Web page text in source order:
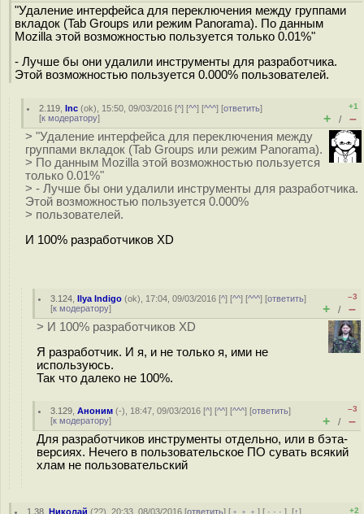
"Удаление интерфейса для переключения между группами
вкладок (Tab Groups или режим Panorama). По данным
Mozilla этой возможностью пользуется только 0.01%"
- Лучше бы они удалили инструменты для разработчика.
Этой возможностью пользуется 0.000% пользователей.
2.119 ,Inc (ok), 15:50, 09/03/2016 [^] [^^] [^^^] [ответить]
[к модератору]
+1
+ / –
> "Удаление интерфейса для переключения между
группами вкладок (Tab Groups или режим Panorama).
> По данным Mozilla этой возможностью пользуется
только 0.01%"
> - Лучше бы они удалили инструменты для разработчика.
Этой возможностью пользуется 0.000%
> пользователей.
И 100% разработчиков XD
3.124 ,Ilya Indigo (ok), 17:04, 09/03/2016 [^] [^^] [^^^] [ответить]
[к модератору]
–3
+ / –
> И 100% разработчиков XD
Я разработчик. И я, и не только я, ими не
используюсь.
Так что далеко не 100%.
3.129 ,Аноним (-), 18:47, 09/03/2016 [^] [^^] [^^^] [ответить]
[к модератору]
–3
+ / –
Для разработчиков инструменты отдельно, или в бэта-
версиях. Нечего в пользовательское ПО сувать всякий
хлам не пользовательский
1.38 ,Николай (??), 20:33, 08/03/2016 [ответить] [ ﹢﹢﹢] [ · · ·][↑]
+2